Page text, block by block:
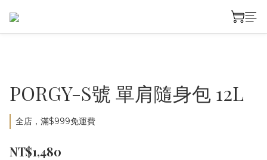
PORGY-S號 單肩隨身包 12L
全店，滿$999免運費
NT$1,480